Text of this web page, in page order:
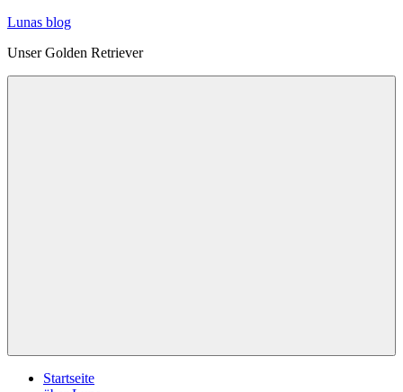
Zum
springen
Lunas blog
Unser Golden Retriever
Startseite